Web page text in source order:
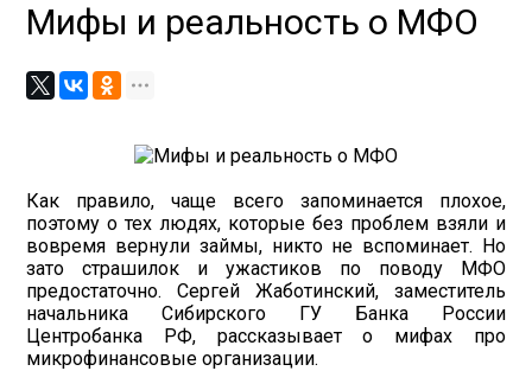
Мифы и реальность о МФО
Как правило, чаще всего запоминается плохое,
поэтому о тех людях, которые без проблем взяли и
вовремя вернули займы, никто не вспоминает. Но
зато страшилок и ужастиков по поводу МФО
предостаточно. Сергей Жаботинский, заместитель
начальника Сибирского ГУ Банка России
Центробанка РФ, рассказывает о мифах про
микрофинансовые организации.